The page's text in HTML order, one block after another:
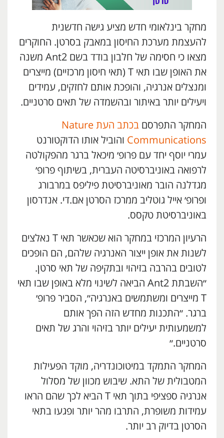
מחקר בינלאומי חדש מציע גישה חדשנית
להעצמת מערכת החיסון במאבק בסרטן. החוקרים
מצאו כי חסימה של חלבון בודד בשם Ant2 משנה
את האופן שבו תאי T (תאי חיסון מרכזיים) מייצרים
ומנצלים אנרגיה, והופכת אותם לחזקים, עמידים
ויעילים יותר באיתור ובהשמדה של תאים סרטניים.
המחקר התפרסם
בכתב העת Nature
Communications והוביל אותו הדוקטורנט
עמרי יוסף יחד עם פרופ׳ מיכאל ברגר מהפקולטה
לרפואה באוניברסיטה העברית, בשיתוף פרופ׳
מגדלנה הובר מאוניברסיטת פיליפס במרבורג
ופרופ׳ אייל גוטליב ממרכז הסרטן אם.די. אנדרסון
באוניברסיטת טקסס.
הרעיון המרכזי במחקר הוא שכאשר תאי T נאלצים
לשנות את אופן ייצור האנרגיה שלהם, הם הופכים
לטובים בהרבה בזיהוי ובתקיפה של תאי סרטן.
״השבתת Ant2 הביאה לשינוי מלא באופן שבו תאי
T מייצרים ומשתמשים באנרגיה״, הסביר פרופ׳
ברגר. ״התכנות מחדש הזה הפך אותם
למשמעותית יעילים יותר בזיהוי והרג של תאים
סרטניים.״
המחקר התמקד במיטוכונדריה, מוקד הפעילות
המטבולית של התא. שיבוש מכוון של מסלול
אנרגיה ספציפי בתוך תאי T הביא לכך שהם הראו
עמידות משופרת, התרבו מהר יותר ופגעו בתאי
הסרטן בדיוק רב יותר.